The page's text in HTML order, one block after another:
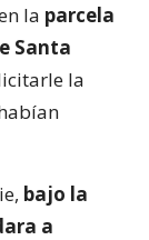
la parcela
Santa
la
bajo la
a